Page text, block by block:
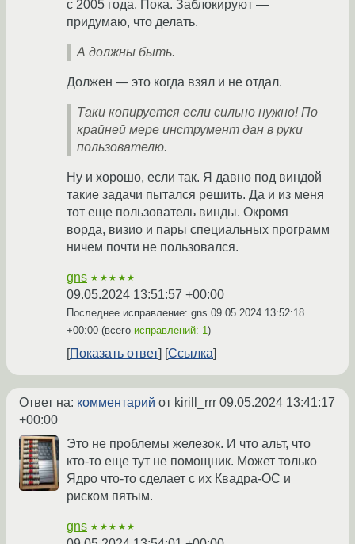
с 2005 года. Пока. Заблокируют —
придумаю, что делать.
А должны быть.
Должен — это когда взял и не отдал.
Таки копируется если сильно нужно! По
крайней мере инструмент дан в руки
пользователю.
Ну и хорошо, если так. Я давно под виндой
такие задачи пытался решить. Да и из меня
тот еще пользователь винды. Окромя
ворда, визио и пары специальных программ
ничем почти не пользовался.
gns ★★★★★
09.05.2024 13:51:57 +00:00
Последнее исправление: gns 09.05.2024 13:52:18
+00:00 (всего исправлений: 1)
Показать ответ Ссылка
Ответ на: комментарий от kirill_rrr 09.05.2024 13:41:17
+00:00
Это не проблемы железок. И что альт, что
кто-то еще тут не помощник. Может только
Ядро что-то сделает с их Квадра-ОС и
риском пятым.
gns ★★★★★